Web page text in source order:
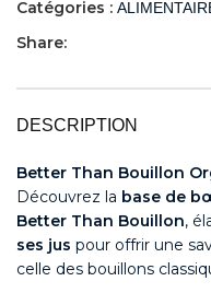
Catégories :
Share:
DESCRIPTION
Better Than Bouillon
Découvrez la base de
Better Than Bouillon,
ses jus pour offrir une
celle des bouillons